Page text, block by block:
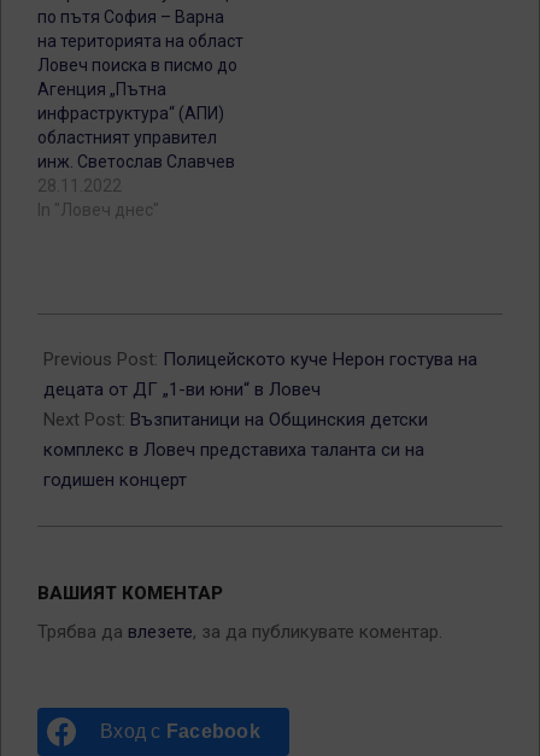
по пътя София – Варна
на територията на област
Ловеч поиска в писмо до
Агенция „Пътна
инфраструктура“ (АПИ)
областният управител
инж. Светослав Славчев
28.11.2022
In "Ловеч днес"
05-
27
Previous Post: Полицейското куче Нерон гостува на
децата от ДГ „1-ви юни“ в Ловеч
Next Post: Възпитаници на Общинския детски
комплекс в Ловеч представиха таланта си на
годишен концерт
ВАШИЯТ КОМЕНТАР
Трябва да влезете, за да публикувате коментар.
Вход с Facebook